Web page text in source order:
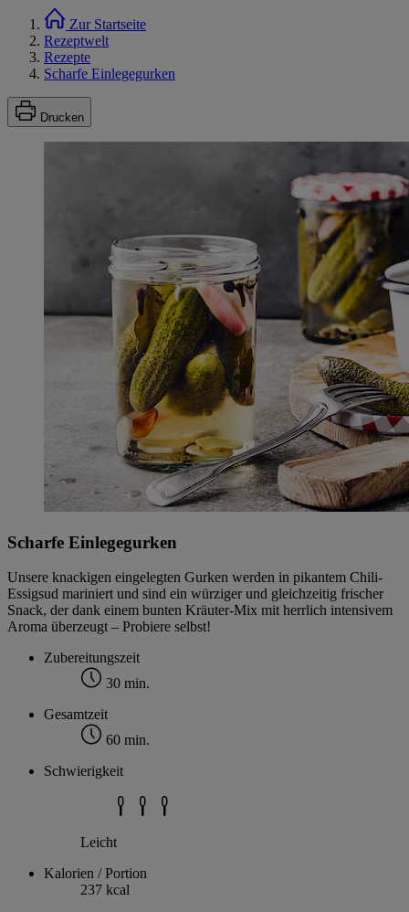
Zur Startseite
Rezeptwelt
Rezepte
Scharfe Einlegegurken
Drucken
Scharfe Einlegegurken
Unsere knackigen eingelegten Gurken werden in pikantem Chili-
Essigsud mariniert und sind ein würziger und gleichzeitig frischer
Snack, der dank einem bunten Kräuter-Mix mit herrlich intensivem
Aroma überzeugt – Probiere selbst!
Zubereitungszeit
30 min.
Gesamtzeit
60 min.
Schwierigkeit
Leicht
Kalorien / Portion
237 kcal